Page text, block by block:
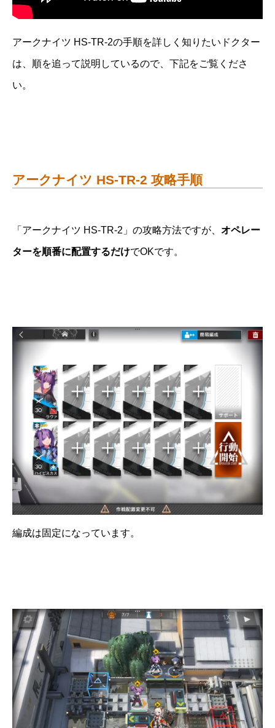
アークナイツ HS-TR-2の手順を詳しく知りたいドクター
は、順を追って説明しているので、下記をご覧くださ
い。
アークナイツ HS-TR-2 攻略手順
「アークナイツ HS-TR-2」の攻略方法ですが、 オペレー
ターを順番に配置するだけでOKです。
編成は固定になっています。